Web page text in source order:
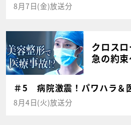
8月7日(金)放送分
クロス
急の約束
＃5 病院激震！パワハラ＆
8月4日(火)放送分